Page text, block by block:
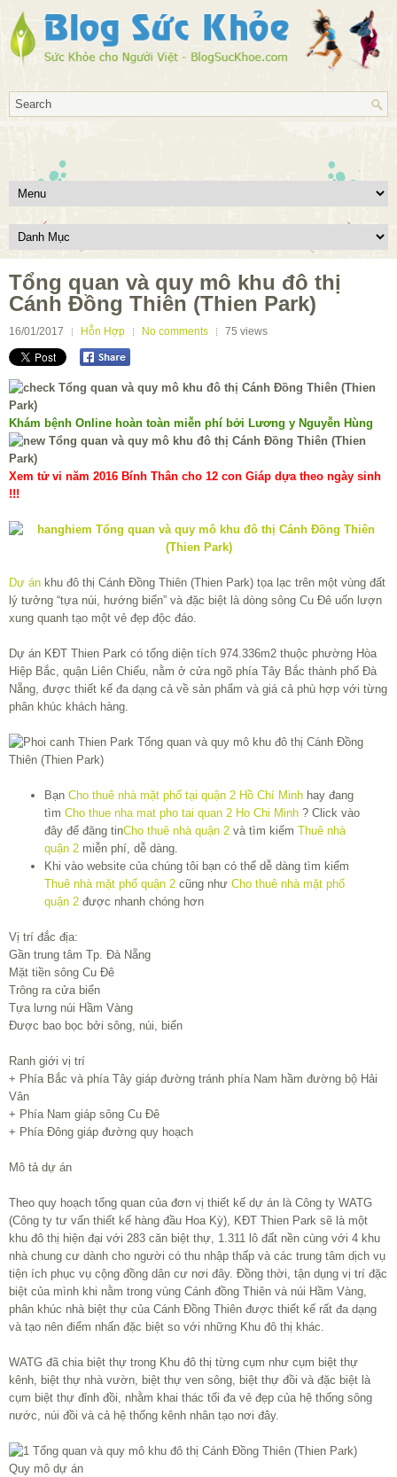
Tổng quan và quy mô khu đô thị
Cánh Đồng Thiên (Thien Park)
16/01/2017 Hỗn Hợp No comments 75 views
Khám bệnh Online hoàn toàn miễn phí bởi Lương y Nguyễn Hùng
Xem tử vi năm 2016 Bính Thân cho 12 con Giáp dựa theo ngày sinh
!!!
Dự án khu đô thị Cánh Đồng Thiên (Thien Park) tọa lạc trên một vùng đất
lý tưởng “tựa núi, hướng biển” và đặc biệt là dòng sông Cu Đê uốn lượn
xung quanh tạo một vẻ đẹp độc đáo.
Dự án KĐT Thien Park có tổng diện tích 974.336m2 thuộc phường Hòa
Hiệp Bắc, quận Liên Chiểu, nằm ở cửa ngõ phía Tây Bắc thành phố Đà
Nẵng, được thiết kế đa dạng cả về sản phẩm và giá cả phù hợp với từng
phân khúc khách hàng.
Bạn Cho thuê nhà mặt phố tại quận 2 Hồ Chí Minh hay đang
tìm Cho thue nha mat pho tai quan 2 Ho Chi Minh ? Click vào
đây để đăng tinCho thuê nhà quận 2 và tìm kiếm Thuê nhà
quận 2 miễn phí, dễ dàng.
Khi vào website của chúng tôi bạn có thể dễ dàng tìm kiếm
Thuê nhà mặt phố quận 2 cũng như Cho thuê nhà mặt phố
quận 2 được nhanh chóng hơn
Vị trí đắc địa:
Gần trung tâm Tp. Đà Nẵng
Mặt tiền sông Cu Đê
Trông ra cửa biển
Tựa lưng núi Hầm Vàng
Được bao bọc bởi sông, núi, biển
Ranh giới vị trí
+ Phía Bắc và phía Tây giáp đường tránh phía Nam hầm đường bộ Hải
Vân
+ Phía Nam giáp sông Cu Đê
+ Phía Đông giáp đường quy hoạch
Mô tả dự án
Theo quy hoạch tổng quan của đơn vị thiết kế dự án là Công ty WATG
(Công ty tư vấn thiết kế hàng đầu Hoa Kỳ), KĐT Thien Park sẽ là một
khu đô thị hiện đại với 283 căn biệt thự, 1.311 lô đất nền cùng với 4 khu
nhà chung cư dành cho người có thu nhập thấp và các trung tâm dịch vụ
tiện ích phục vụ cộng đồng dân cư nơi đây. Đồng thời, tận dụng vị trí đặc
biệt của mình khi nằm trong vùng Cánh đồng Thiên và núi Hầm Vàng,
phân khúc nhà biệt thự của Cánh Đồng Thiên được thiết kế rất đa dạng
và tạo nên điểm nhấn đặc biệt so với những Khu đô thị khác.
WATG đã chia biệt thự trong Khu đô thị từng cụm như cụm biệt thự
kênh, biệt thự nhà vườn, biệt thự ven sông, biệt thự đồi và đặc biệt là
cụm biệt thự đỉnh đồi, nhằm khai thác tối đa vẻ đẹp của hệ thống sông
nước, núi đồi và cả hệ thống kênh nhân tạo nơi đây.
Quy mô dự án